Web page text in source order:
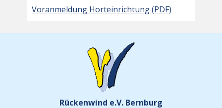
Voranmeldung Horteinrichtung (PDF)
Rückenwind e.V. Bernburg